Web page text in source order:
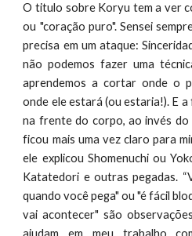
O titulo sobre Koryu tem a ver
ou "coração puro". Sensei
precisa em um ataque:
não podemos fazer uma
aprendemos a cortar onde o
onde ele estará (ou estaria!). E
na frente do corpo, ao invés
ficou mais uma vez claro para
ele explicou Shomenuchi ou
Katatedori e outras pegadas.
quando você pega" ou "é fácil
vai acontecer" são
ajudam em meu trabalho